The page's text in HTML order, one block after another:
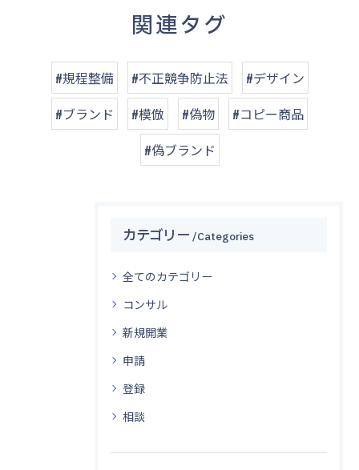
関連タグ
#規程整備 #不正競争防止法
#デザイン
#ブランド
#模倣 #偽物
#コピー商品
#偽ブランド
カテゴリー Categories
全てのカテゴリー
コンサル
新規開業
申請
登録
相談